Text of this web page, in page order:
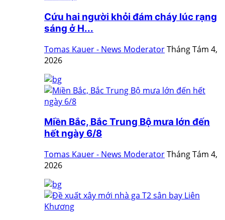
Cứu hai người khỏi đám cháy lúc rạng
sáng ở H...
Tomas Kauer - News ModeratorTháng Tám 4,
2026
Miền Bắc, Bắc Trung Bộ mưa lớn đến
hết ngày 6/8
Tomas Kauer - News ModeratorTháng Tám 4,
2026